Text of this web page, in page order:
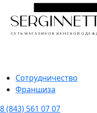
Сотрудничество
Франшиза
8 (843) 561 07 07